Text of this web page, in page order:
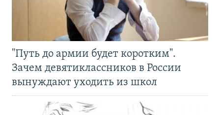
"Путь до армии будет коротким".
Зачем девятиклассников в России
вынуждают уходить из школ